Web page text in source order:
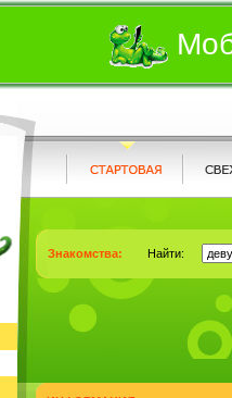
Знакомства: Найти: